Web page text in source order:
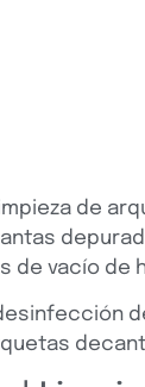
de
de vacío de